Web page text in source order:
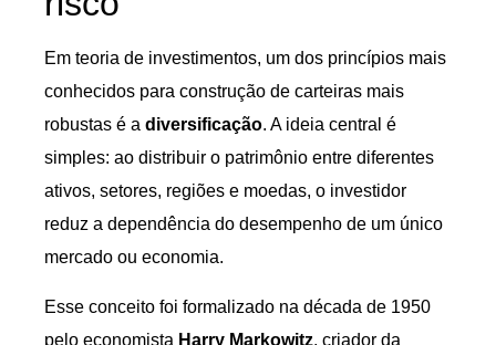
Em teoria de investimentos, um dos princípios mais
conhecidos para construção de carteiras mais
robustas é a diversificação. A ideia central é
simples: ao distribuir o patrimônio entre diferentes
ativos, setores, regiões e moedas, o investidor
reduz a dependência do desempenho de um único
mercado ou economia.
Esse conceito foi formalizado na década de 1950
pelo economista Harry Markowitz, criador da